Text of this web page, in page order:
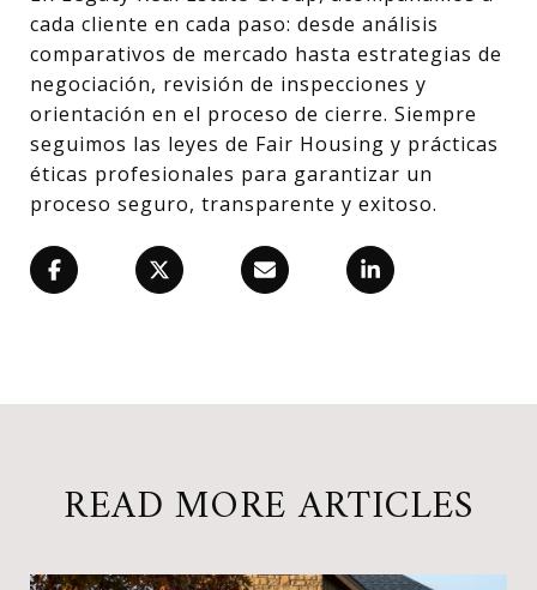
cada cliente en cada paso: desde análisis
comparativos de mercado hasta estrategias de
negociación, revisión de inspecciones y
orientación en el proceso de cierre. Siempre
seguimos las leyes de Fair Housing y prácticas
éticas profesionales para garantizar un
proceso seguro, transparente y exitoso.
READ MORE ARTICLES